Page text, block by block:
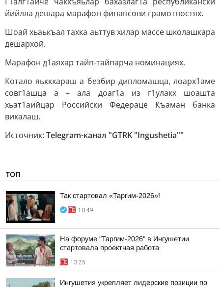
йийлла дешара марафон финансови грамотностях.
Шоай хьаькъал тахка аьттув хилар массе школашкара
дешархой.
Марафон д1аяхар тайп-тайпарча номинациях.
Котало яьккхараш а безбир дипломашца, лоарх1аме
совг1ашца а – ала доаг1а из г1улакх шоашта
хьат1аийцар Российски Федераце Къаман банка
викалаш.
Источник: Telegram-канал "GTRK "Ingushetia""
ТОП
Так стартовал «Таргим-2026»!
10:49
На форуме "Таргим-2026" в Ингушетии
стартовала проектная работа
13:25
Ингушетия укрепляет лидерские позиции по